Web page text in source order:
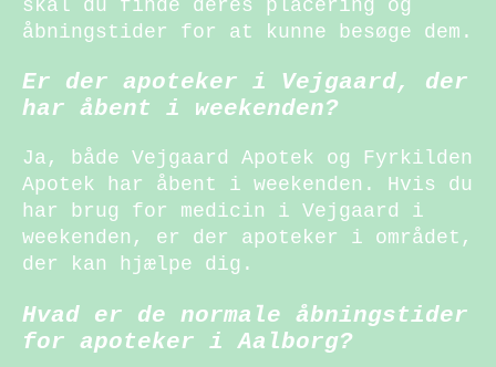
skal du finde deres placering og
åbningstider for at kunne besøge dem.
Er der apoteker i Vejgaard, der
har åbent i weekenden?
Ja, både Vejgaard Apotek og Fyrkilden
Apotek har åbent i weekenden. Hvis du
har brug for medicin i Vejgaard i
weekenden, er der apoteker i området,
der kan hjælpe dig.
Hvad er de normale åbningstider
for apoteker i Aalborg?